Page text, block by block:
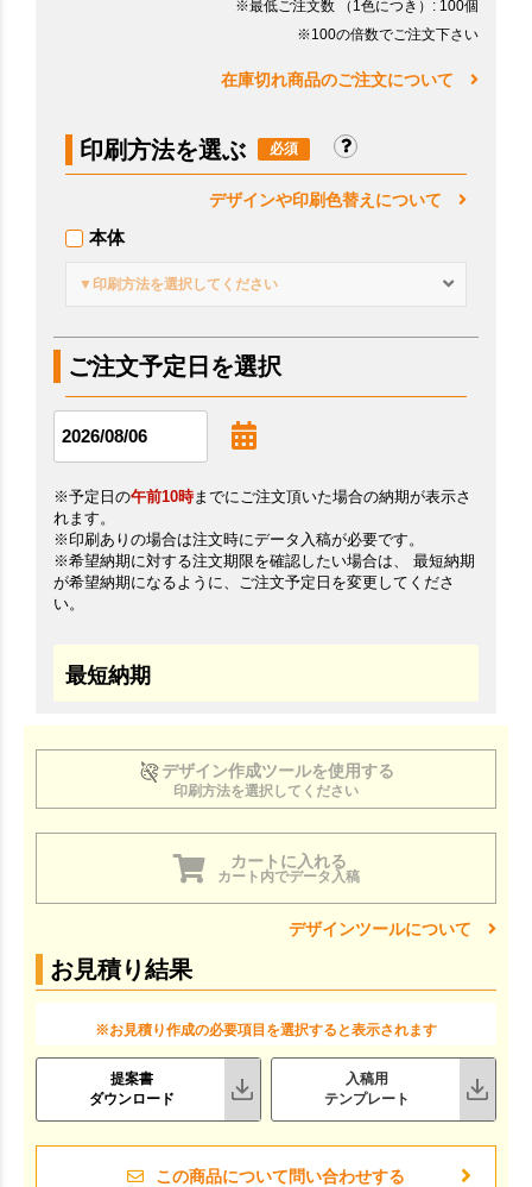
※最低ご注文数 （1色につき） : 100個
※100の倍数でご注文下さい
在庫切れ商品のご注文について
印刷方法を選ぶ
デザインや印刷色替えについて
本体
▼印刷方法を選択してください
ご注文予定日を選択
※予定日の午前10時までにご注文頂いた場合の納期が表示さ
れます。
※印刷ありの場合は注文時にデータ入稿が必要です。
※希望納期に対する注文期限を確認したい場合は、 最短納期
が希望納期になるように、ご注文予定日を変更してくださ
い。
最短納期
デザイン作成ツールを使用する
印刷方法を選択してください
カートに入れる
カート内でデータ入稿
デザインツールについて
お見積り結果
※お見積り作成の必要項目を選択すると表示されます
提案書
ダウンロード
入稿用
テンプレート
この商品について問い合わせする